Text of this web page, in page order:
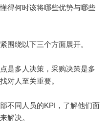
得何时该将哪些优势与哪些
围绕以下三个方面展开。
是多人决策，采购决策是多
对人至关重要。
不同人员的KPI，了解他们面
解决。